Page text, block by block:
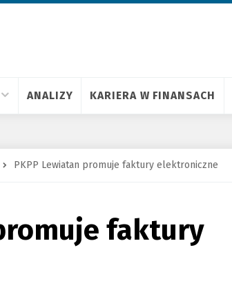
ANALIZY KARIERA W FINANSACH
PKPP Lewiatan promuje faktury elektroniczne
faktury